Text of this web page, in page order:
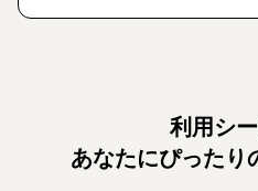
利用シ
あなたにぴったり